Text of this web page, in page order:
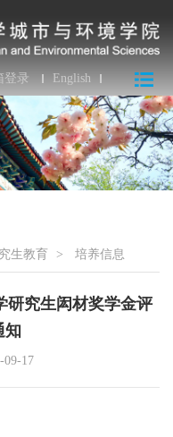
登录 English
生教育 > 培养信息
研究生闳材奖学金评
知
09-17